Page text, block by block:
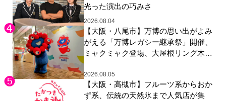
光った演出の巧みさ
2026.08.04
【大阪・八尾市】万博の思い出がよみ
がえる「万博レガシー継承祭」開催、
ミャクミャク登場、大屋根リング木材
展示も
2026.08.05
【大阪・高槻市】フルーツ系からおか
ず系、伝統の天然氷まで人気店が集